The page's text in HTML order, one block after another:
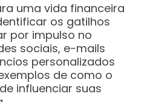
uma vida financeira
os gatilhos
por impulso no
sociais, e-mails
personalizados
de como o
influenciar suas